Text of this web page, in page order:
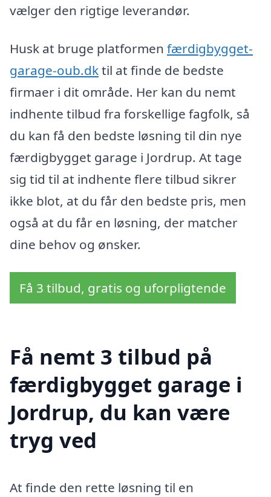
vælger den rigtige leverandør.
Husk at bruge platformen færdigbygget-
garage-oub.dktil at finde de bedste
firmaer i dit område. Her kan du nemt
indhente tilbud fra forskellige fagfolk, så
du kan få den bedste løsning til din nye
færdigbygget garage i Jordrup. At tage
sig tid til at indhente flere tilbud sikrer
ikke blot, at du får den bedste pris, men
også at du får en løsning, der matcher
dine behov og ønsker.
Få 3 tilbud, gratis og uforpligtende
Få nemt 3 tilbud på
færdigbygget garage i
Jordrup, du kan være
tryg ved
At finde den rette løsning til en